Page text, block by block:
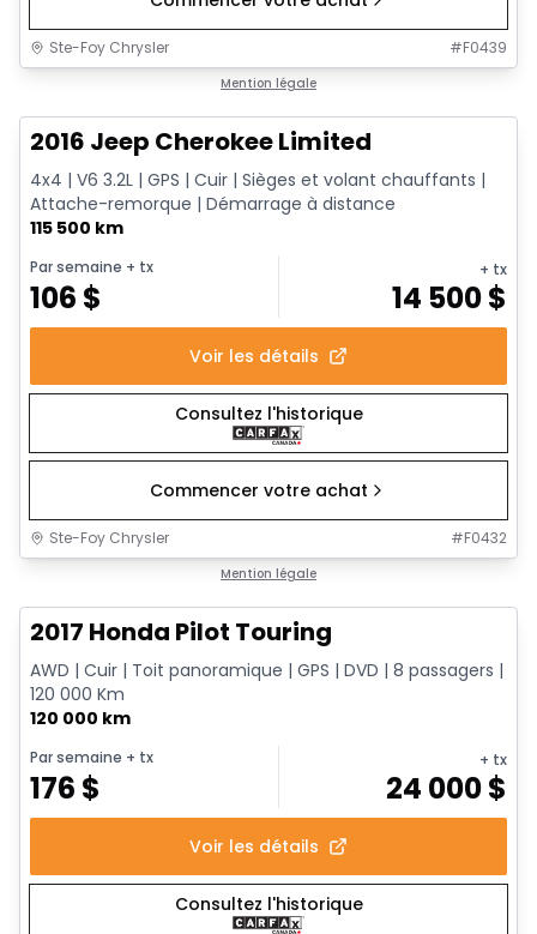
Ste-Foy Chrysler #F0439
Mention légale
2016 Jeep Cherokee Limited
4x4 | V6 3.2L | GPS | Cuir | Sièges et volant chauffants |
Attache-remorque | Démarrage à distance
115 500 km
Par semaine + tx
106 $
+ tx
14 500$
Voir les détails
Consultez l'historique
Commencer votre achat
Ste-Foy Chrysler #F0432
Mention légale
2017 Honda Pilot Touring
AWD | Cuir | Toit panoramique | GPS | DVD | 8 passagers |
120 000 Km
120 000 km
Par semaine + tx
176 $
+ tx
24 000$
Voir les détails
Consultez l'historique